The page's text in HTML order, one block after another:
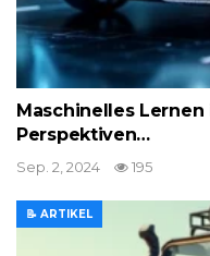
Maschinelles
Perspektiven…
Sep. 2, 2024 195
📝 ARTIKEL